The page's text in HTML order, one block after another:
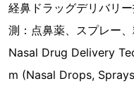
経鼻ドラッグデリバリ
測：点鼻薬、スプレー
Nasal Drug Delivery
m (Nasal Drops,